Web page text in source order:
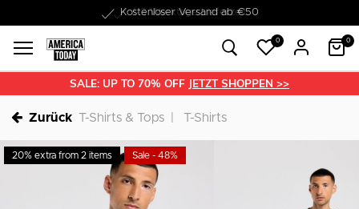
1-3 Werktage Lieferzeit
0 0
SALE: UP TO 70% OFF JETZT SHOPPEN >>
Zurück T-Shirts & Tops T-Shirts
20% extra from 2 items Sale - 48%